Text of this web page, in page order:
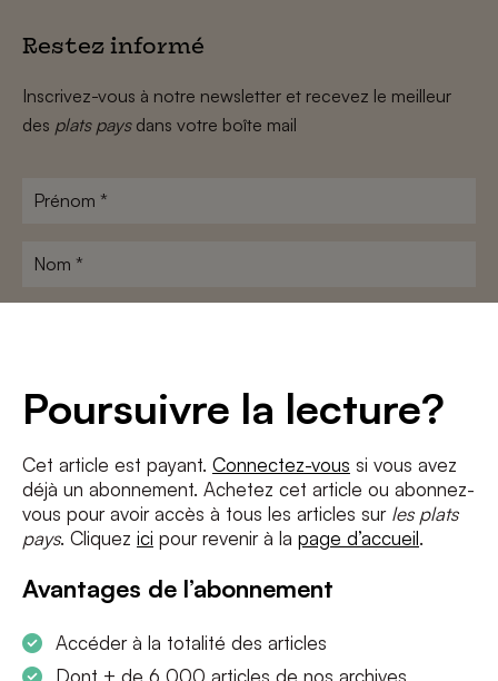
Poursuivre la lecture?
Cet article est payant. Connectez-vous si vous avez
déjà un abonnement. Achetez cet article ou abonnez-
vous pour avoir accès à tous les articles sur les plats
pays. Cliquez ici pour revenir à la page d’accueil.
Avantages de l’abonnement
Accéder à la totalité des articles
Dont + de 6 000 articles de nos archives
Restez informé
Inscrivez-vous à notre newsletter et recevez le meilleur
des plats paysdans votre boîte mail
Prénom
Nom
J'accepte les termes et conditions etla politique de confidentialité
S'INSCRIRE